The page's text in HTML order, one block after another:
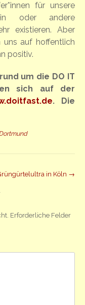
für unsere
oder andere
existieren. Aber
uns auf hoffentlich
positiv.
um die DO IT
sich auf der
. Die
in Köln →
Erforderliche Felder